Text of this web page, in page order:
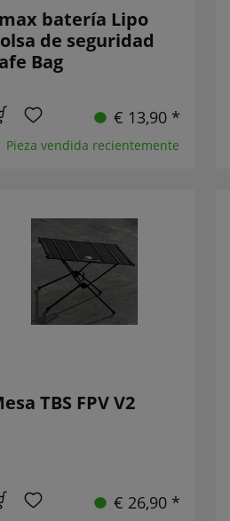
batería Lipo
de seguridad
Bag
€ 13,90 *
Pieza vendida recientemente
TBS FPV V2
€ 26,90 *